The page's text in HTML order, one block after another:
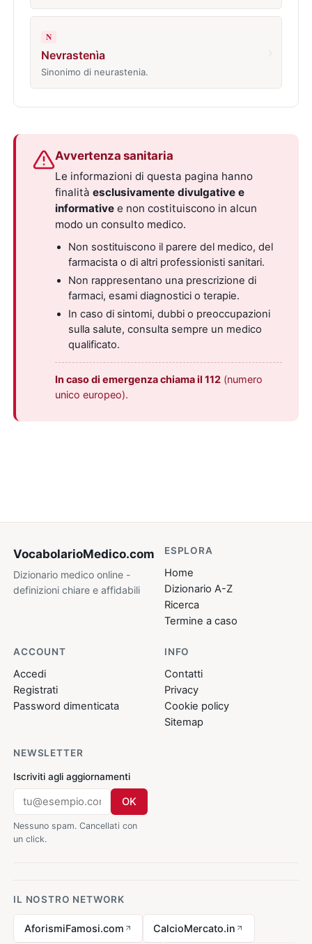
N
Nevrastenìa
Sinonimo di neurastenia.
Avvertenza sanitaria
Le informazioni di questa pagina hanno
finalitàesclusivamente divulgative e
informative e non costituiscono in alcun
modo un consulto medico.
Non sostituiscono il parere del medico, del
farmacista o di altri professionisti sanitari.
Non rappresentano una prescrizione di
farmaci, esami diagnostici o terapie.
In caso di sintomi, dubbi o preoccupazioni
sulla salute, consulta sempre un medico
qualificato.
In caso di emergenza chiama il 112 (numero
unico europeo).
VocabolarioMedico.com
Dizionario medico online -
definizioni chiare e affidabili
ESPLORA
Home
Dizionario A-Z
Ricerca
Termine a caso
ACCOUNT
Accedi
Registrati
Password dimenticata
INFO
Contatti
Privacy
Cookie policy
Sitemap
NEWSLETTER
Iscriviti agli aggiornamenti
OK
Nessuno spam. Cancellati con
un click.
IL NOSTRO NETWORK
AforismiFamosi.com CalcioMercato.in